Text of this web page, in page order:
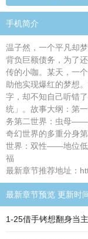
手机简介
温子然，一个平凡却
背负巨额债务，为了
传的小咖。某天，一
助他实现爆红的梦想
字，却不知自己听错
统」。故事大纲：第
务第二世界：虫母
奇幻世界的多重分身
世界：双性——地位
福
最新章节推荐地址：
最新章节预览 更新时
1-25借手铐想翻身当